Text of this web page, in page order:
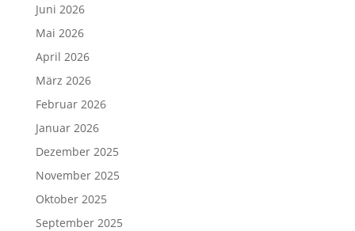
Juni 2026
Mai 2026
April 2026
März 2026
Februar 2026
Januar 2026
Dezember 2025
November 2025
Oktober 2025
September 2025